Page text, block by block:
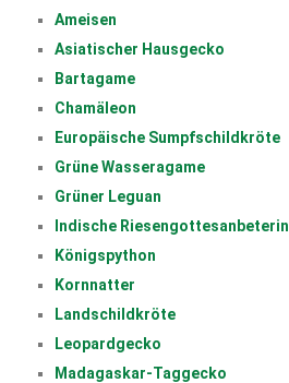
Ameisen
Asiatischer Hausgecko
Bartagame
Chamäleon
Europäische Sumpfschildkröte
Grüne Wasseragame
Grüner Leguan
Indische Riesengottesanbeterin
Königspython
Kornnatter
Landschildkröte
Leopardgecko
Madagaskar-Taggecko